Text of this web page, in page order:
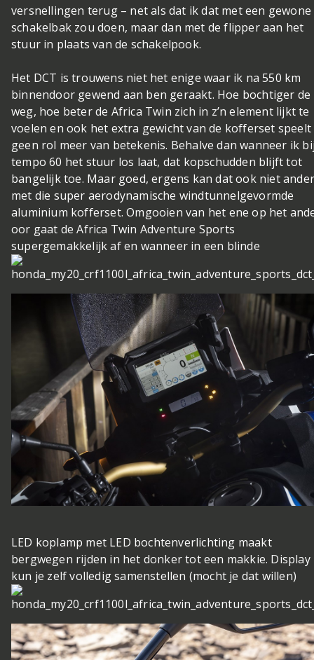
versnellingen terug – net als dat ik dat met een gewone
schakelbak zou doen, maar dan met de flipper aan het
stuur in plaats van de schakelpook.
Het DCT is trouwens niet het enige waar ik na 550 km
binnendoor gewend aan ben geraakt. Hoe bochtiger de
weg, hoe beter de Africa Twin zich in z’n element lijkt te
voelen en ook het extra gewicht van de kofferset speelt
geen rol meer van betekenis. Behalve dan wanneer ik
tempo 60 het stuur los laat, dat kopschudden blijft tot
bangelijk toe. Maar goed, ergens kan dat ook niet
met die super aerodynamische windtunnelgevormde
aluminium kofferset. Omgooien van het ene op het
oor gaat de Africa Twin Adventure Sports
supergemakkelijk af en wanneer in een blinde
LED koplamp met LED bochtenverlichting maakt
bergwegen rijden in het donker tot een makkie. Display
kun je zelf volledig samenstellen (mocht je dat willen)